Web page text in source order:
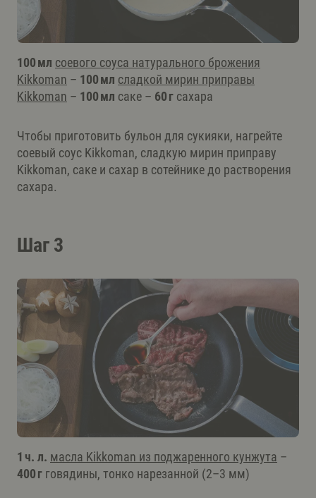
100 мл соевого соуса натурального брожения
Kikkoman – 100 мл сладкой мирин приправы
Kikkoman – 100 мл саке – 60 г сахара
Чтобы приготовить бульон для сукияки, нагрейте
соевый соус Kikkoman, сладкую мирин приправу
Kikkoman, саке и сахар в сотейнике до растворения
сахара.
Шаг 3
1 ч. л. масла Kikkoman из поджаренного кунжута –
400 г говядины, тонко нарезанной (2–3 мм)